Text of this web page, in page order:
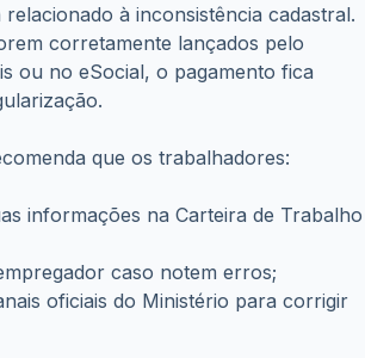
à inconsistência cadastral.
corretamente lançados pelo
ou no eSocial, o pagamento fica
que os trabalhadores:
informações na Carteira de Trabalho
caso notem erros;
oficiais do Ministério para corrigir